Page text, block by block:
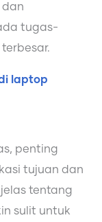
dan
tugas-
laptop
penting
tujuan dan
tentang
sulit untuk